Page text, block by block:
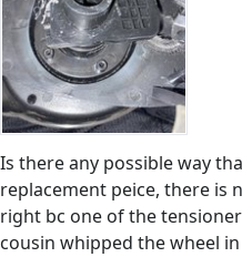
Is there any possible way
replacement peice, there is
right bc one of the
cousin whipped the wheel